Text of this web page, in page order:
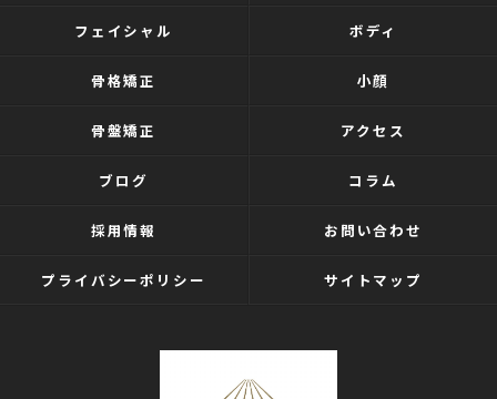
フェイシャル ボディ
骨格矯正 小顔
骨盤矯正 アクセス
ブログ コラム
採用情報 お問い合わせ
プライバシーポリシー サイトマップ